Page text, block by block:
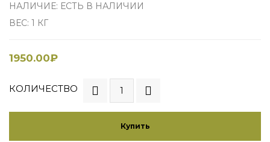
НАЛИЧИЕ: ЕСТЬ В НАЛИЧИИ
ВЕС: 1 КГ
1950.00₽
КОЛИЧЕСТВО
Купить